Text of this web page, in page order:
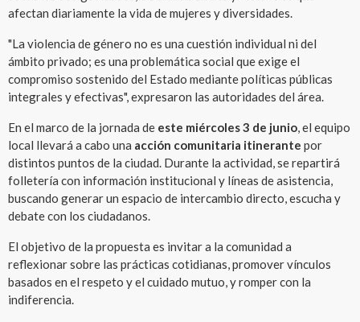
afectan diariamente la vida de mujeres y diversidades.
"La violencia de género no es una cuestión individual ni del
ámbito privado; es una problemática social que exige el
compromiso sostenido del Estado mediante políticas públicas
integrales y efectivas", expresaron las autoridades del área.
En el marco de la jornada de este miércoles 3 de junio, el equipo
local llevará a cabo una acción comunitaria itinerante por
distintos puntos de la ciudad. Durante la actividad, se repartirá
folletería con información institucional y líneas de asistencia,
buscando generar un espacio de intercambio directo, escucha y
debate con los ciudadanos.
El objetivo de la propuesta es invitar a la comunidad a
reflexionar sobre las prácticas cotidianas, promover vínculos
basados en el respeto y el cuidado mutuo, y romper con la
indiferencia.